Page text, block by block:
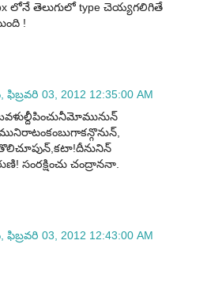
లోనే తెలుగులో type చెయ్యగలిగితే
!
ఫిబ్రవరి 03, 2012 12:35:00 AM
సంరక్షించు చంద్రాననా.
ఫిబ్రవరి 03, 2012 12:43:00 AM